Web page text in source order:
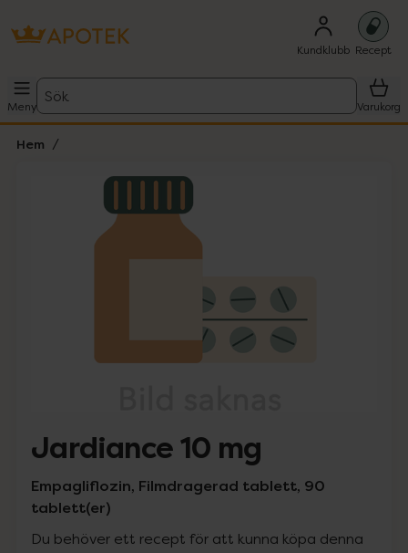
Kundklubb Recept
Meny
Sök
Varukorg
Hem
Lista: . Innehåller 1 objekt.
Jardiance 10 mg
Empagliflozin, Filmdragerad tablett, 90
tablett(er)
Du behöver ett recept för att kunna köpa denna